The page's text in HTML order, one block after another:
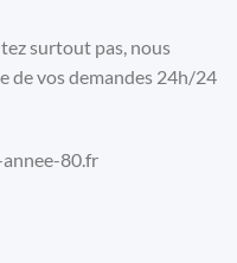
surtout pas, nous
de vos demandes 24h/24
80.fr